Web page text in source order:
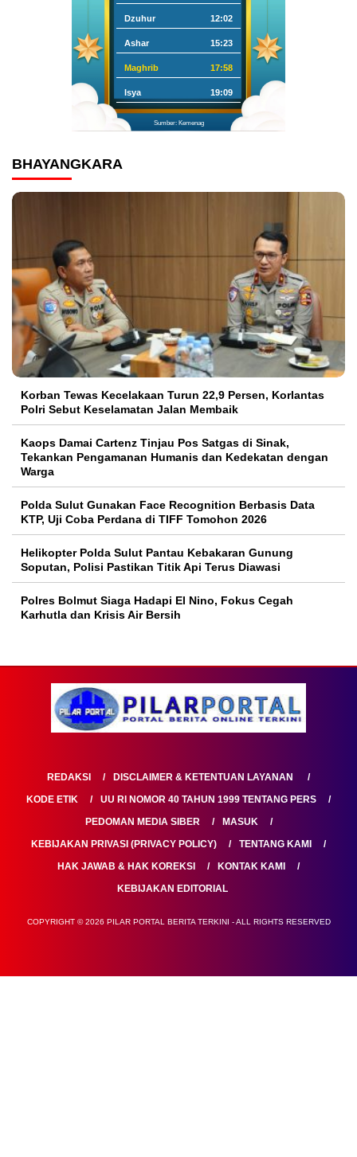
Dzuhur 12:02
Ashar 15:23
Maghrib 17:58
Isya 19:09
Sumber: Kemenag
BHAYANGKARA
Korban Tewas Kecelakaan Turun 22,9 Persen, Korlantas
Polri Sebut Keselamatan Jalan Membaik
Kaops Damai Cartenz Tinjau Pos Satgas di Sinak,
Tekankan Pengamanan Humanis dan Kedekatan dengan
Warga
Polda Sulut Gunakan Face Recognition Berbasis Data
KTP, Uji Coba Perdana di TIFF Tomohon 2026
Helikopter Polda Sulut Pantau Kebakaran Gunung
Soputan, Polisi Pastikan Titik Api Terus Diawasi
Polres Bolmut Siaga Hadapi El Nino, Fokus Cegah
Karhutla dan Krisis Air Bersih
REDAKSI
DISCLAIMER & KETENTUAN LAYANAN
KODE ETIK
UU RI NOMOR 40 TAHUN 1999 TENTANG PERS
PEDOMAN MEDIA SIBER
MASUK
KEBIJAKAN PRIVASI (PRIVACY POLICY)
TENTANG KAMI
HAK JAWAB & HAK KOREKSI
KONTAK KAMI
KEBIJAKAN EDITORIAL
COPYRIGHT © 2026 PILAR PORTAL BERITA TERKINI - ALL RIGHTS RESERVED